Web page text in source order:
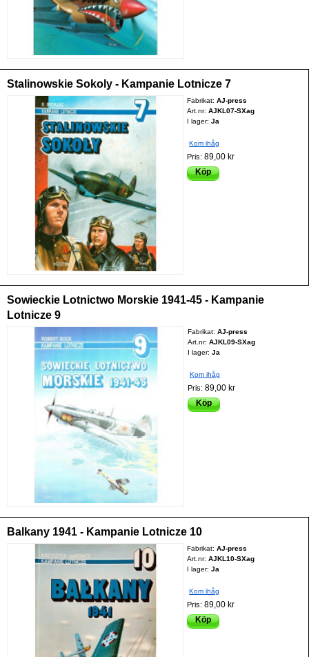
Stalinowskie Sokoly - Kampanie Lotnicze 7
Fabrikat:AJ-press
Art.nr:AJKL07-SXag
I lager: Ja
Kom ihåg
Pris:89,00 kr
Köp
Sowieckie Lotnictwo Morskie 1941-45 - Kampanie
Lotnicze 9
Fabrikat: AJ-press
Art.nr: AJKL09-SXag
I lager: Ja
Kom ihåg
Pris: 89,00 kr
Köp
Balkany 1941 - Kampanie Lotnicze 10
Fabrikat:AJ-press
Art.nr:AJKL10-SXag
I lager: Ja
Kom ihåg
Pris:89,00 kr
Köp